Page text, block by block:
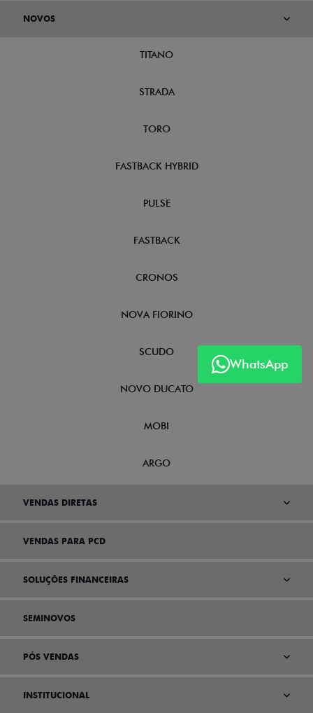
WhatsApp
NOVOS
TITANO
STRADA
TORO
FASTBACK HYBRID
PULSE
FASTBACK
CRONOS
NOVA FIORINO
SCUDO
NOVO DUCATO
MOBI
ARGO
VENDAS DIRETAS
VENDAS PARA PCD
SOLUÇÕES FINANCEIRAS
SEMINOVOS
PÓS VENDAS
INSTITUCIONAL